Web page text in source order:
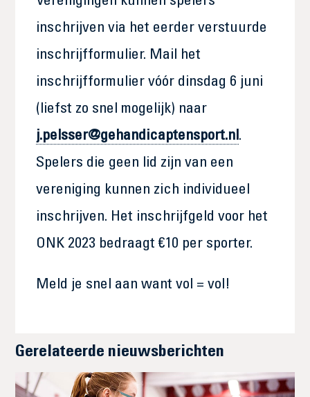
inschrijven via het eerder verstuurde
inschrijfformulier. Mail het
inschrijfformulier vóór dinsdag 6 juni
(liefst zo snel mogelijk) naar
j.pelsser@gehandicaptensport.nl.
Spelers die geen lid zijn van een
vereniging kunnen zich individueel
inschrijven. Het inschrijfgeld voor het
ONK 2023 bedraagt €10 per sporter.
Meld je snel aan want vol = vol!
Gerelateerde nieuwsberichten